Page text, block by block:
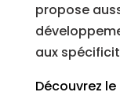
propose
aux
Découvrez